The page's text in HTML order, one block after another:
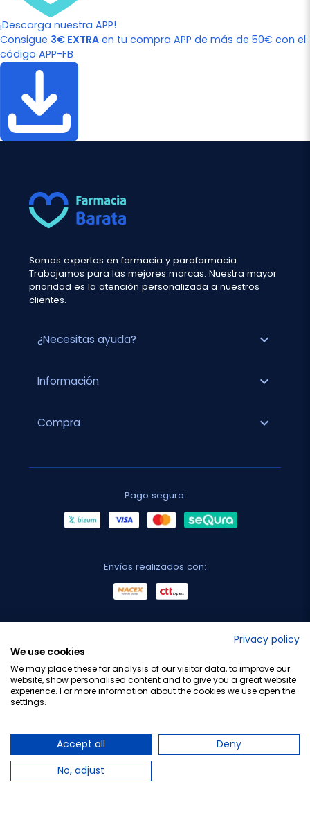
¡Descarga nuestra APP!
Consigue 3€ EXTRA en tu compra APP de más de 50€ con el
código APP-FB
Somos expertos en farmacia y parafarmacia.
Trabajamos para las mejores marcas. Nuestra mayor
prioridad es la atención personalizada a nuestros
clientes.
¿Necesitas ayuda? expand_more
Información expand_more
Compra expand_more
Pago seguro:
Envíos realizados con:
Privacy policy
We use cookies
We may place these for analysis of our visitor data, to improve our
website, show personalised content and to give you a great website
experience. For more information about the cookies we use open the
settings.
Accept all
Deny
No, adjust